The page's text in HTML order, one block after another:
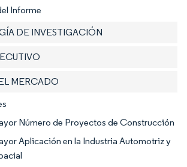
Informe
DE INVESTIGACIÓN
MERCADO
Número de Proyectos de Construcción
Aplicación en la Industria Automotriz y